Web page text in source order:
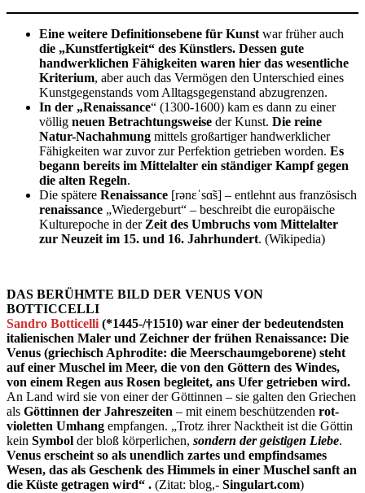
Eine weitere Definitionsebene für Kunst war früher auch
die „Kunstfertigkeit“ des Künstlers. Dessen gute
handwerklichen Fähigkeiten waren hier das wesentliche
Kriterium, aber auch das Vermögen den Unterschied eines
Kunstgegenstands vom Alltagsgegenstand abzugrenzen.
In der „Renaissance“ (1300-1600) kam es dann zu einer
völlig neuen Betrachtungsweise der Kunst. Die reine
Natur-Nachahmung mittels großartiger handwerklicher
Fähigkeiten war zuvor zur Perfektion getrieben worden. Es
begann bereits im Mittelalter ein ständiger Kampf gegen
die alten Regeln.
Die spätere Renaissance [rənɛˈsɑ̃s] – entlehnt aus französisch
renaissance „Wiedergeburt“ – beschreibt die europäische
Kulturepoche in derZeit des Umbruchs vom Mittelalter
zur Neuzeit im 15. und 16. Jahrhundert. (Wikipedia)
DAS BERÜHMTE BILD DER VENUS VON
BOTTICCELLI
Sandro Botticelli (*1445-/†1510) war einer der bedeutendsten
italienischen Maler und Zeichner der frühen Renaissance: Die
Venus (griechisch Aphrodite: die Meerschaumgeborene) steht
auf einer Muschel im Meer, die von den Göttern des Windes,
von einem Regen aus Rosen begleitet, ans Ufer getrieben wird.
An Land wird sie von einer der Göttinnen – sie galten den Griechen
als Göttinnen der Jahreszeiten – mit einem beschützenden rot-
violetten Umhang empfangen. „Trotz ihrer Nacktheit ist die Göttin
kein Symbol der bloß körperlichen, sondern der geistigen Liebe.
Venus erscheint so als unendlich zartes und empfindsames
Wesen, das als Geschenk des Himmels in einer Muschel sanft an
die Küste getragen wird“ . (Zitat: blog,- Singulart.com)